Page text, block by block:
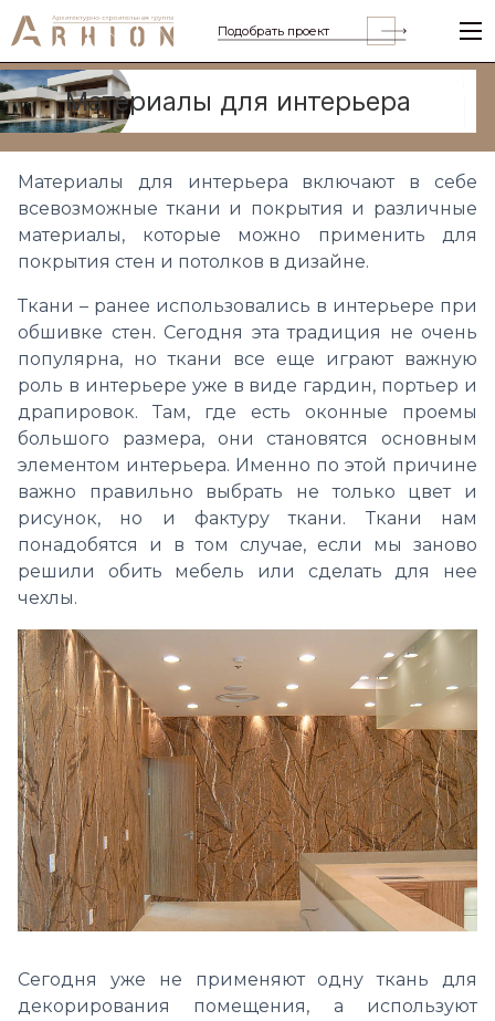
Подобрать проект
Материалы для интерьера
Материалы для интерьера включают в себе
всевозможные ткани и покрытия и различные
материалы, которые можно применить для
покрытия стен и потолков в дизайне.
Ткани – ранее использовались в интерьере при
обшивке стен. Сегодня эта традиция не очень
популярна, но ткани все еще играют важную
роль в интерьере уже в виде гардин, портьер и
драпировок. Там, где есть оконные проемы
большого размера, они становятся основным
элементом интерьера. Именно по этой причине
важно правильно выбрать не только цвет и
рисунок, но и фактуру ткани. Ткани нам
понадобятся и в том случае, если мы заново
решили обить мебель или сделать для нее
чехлы.
Сегодня уже не применяют одну ткань для
декорирования помещения, а используют